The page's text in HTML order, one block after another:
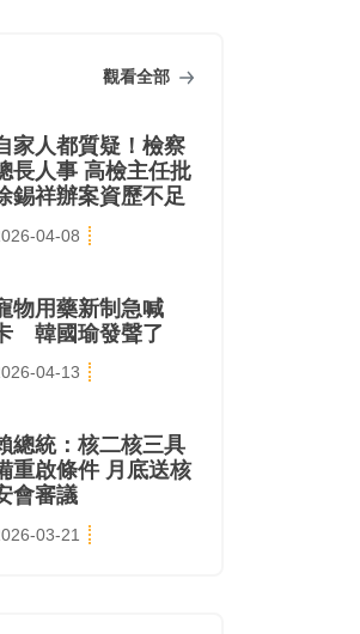
觀看全部
家人都質疑！檢察
長人事 高檢主任批
錫祥辦案資歷不足
04-08
物用藥新制急喊
韓國瑜發聲了
04-13
總統：核二核三具
重啟條件 月底送核
會審議
03-21